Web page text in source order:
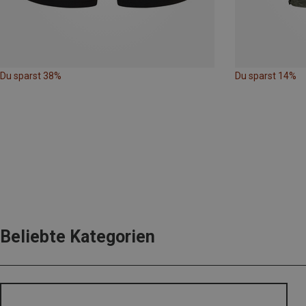
Du sparst 38% Du sparst 14%
Beliebte Kategorien